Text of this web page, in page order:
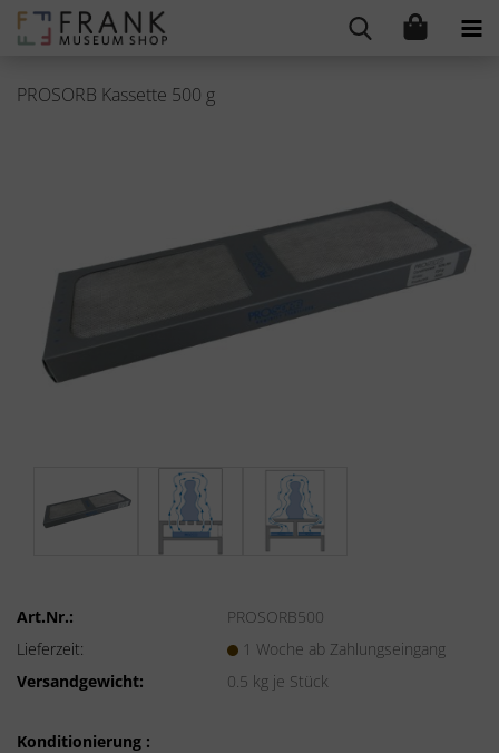
PROSORB Kassette 500 g
Art.Nr.:
PROSORB500
Lieferzeit:
1 Woche ab Zahlungseingang
Versandgewicht:
0.5 kg je Stück
Konditionierung :